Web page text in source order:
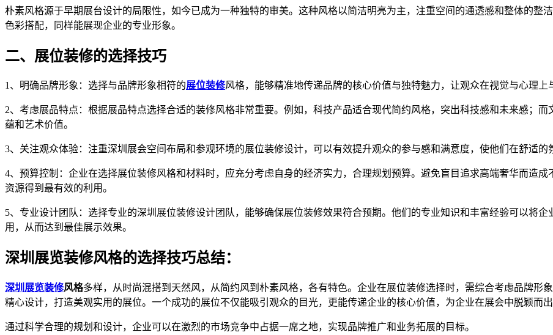
朴素风格源于早期展台设计的局限性，如今已成为一种独特的审美。这种风格以简洁明亮为主，注重空间的通透感和整体的整
色彩搭配，同样能展现企业的专业形象。
二、展位装修的选择技巧
1、明确品牌形象：选择与品牌形象相符的展位装修风格，能够精准地传递品牌的核心价值与独特魅力，让观众在视觉与心理上
2、考虑展品特点：根据展品特点选择合适的装修风格非常重要。例如，科技产品适合现代简约风格，突出科技感和未来感；
蕴和艺术价值。
3、关注观众体验：注重深圳展会空间布局和参观环境的展位装修设计，可以有效提升观众的参与感和满意度，使他们在舒适的
4、预算控制：企业在选择展位装修风格和材料时，应充分考虑自身的经济实力，合理规划预算。避免盲目追求高端奢华而造
资源得到最有效的利用。
5、专业设计团队：选择专业的深圳展位装修设计团队，能够确保展位装修效果符合预期。他们的专业知识和丰富经验可以将
用，从而达到最佳展示效果。
深圳展览装修风格的选择技巧总结：
深圳展览装修风格多样，从时尚混搭到天然风，从简约风到朴素风格，各有特色。企业在展位装修选择时，需综合考虑品牌形
精心设计，打造美观实用的展位。一个成功的展位不仅能吸引观众的目光，更能传递企业的核心价值，为企业在展会中脱颖而出
通过科学合理的规划和设计，企业可以在激烈的市场竞争中占据一席之地，实现品牌推广和业务拓展的目标。